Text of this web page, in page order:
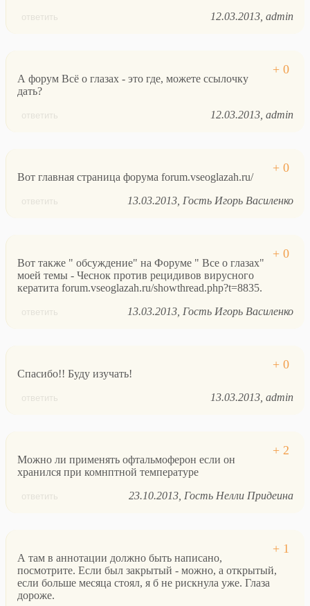
ответить 12.03.2013 admin
А форум Всё о глазах - это где, можете ссылочку
дать?
ответить 12.03.2013 admin
Вот главная страница форума forum.vseoglazah.ru/
ответить 13.03.2013 Гость Игорь Василенко
Вот также " обсуждение" на Форуме " Все о глазах"
моей темы - Чеснок против рецидивов вирусного
кератита forum.vseoglazah.ru/showthread.php?t=8835.
ответить 13.03.2013 Гость Игорь Василенко
Спасибо!! Буду изучать!
ответить 13.03.2013 admin
Можно ли применять офтальмоферон если он
хранился при комнптной температуре
ответить 23.10.2013 Гость Нелли Придеина
А там в аннотации должно быть написано,
посмотрите. Если был закрытый - можно, а открытый,
если больше месяца стоял, я б не рискнула уже. Глаза
дороже.